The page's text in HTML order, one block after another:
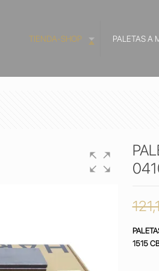
TIENDA-SHOP PALETAS A
1515